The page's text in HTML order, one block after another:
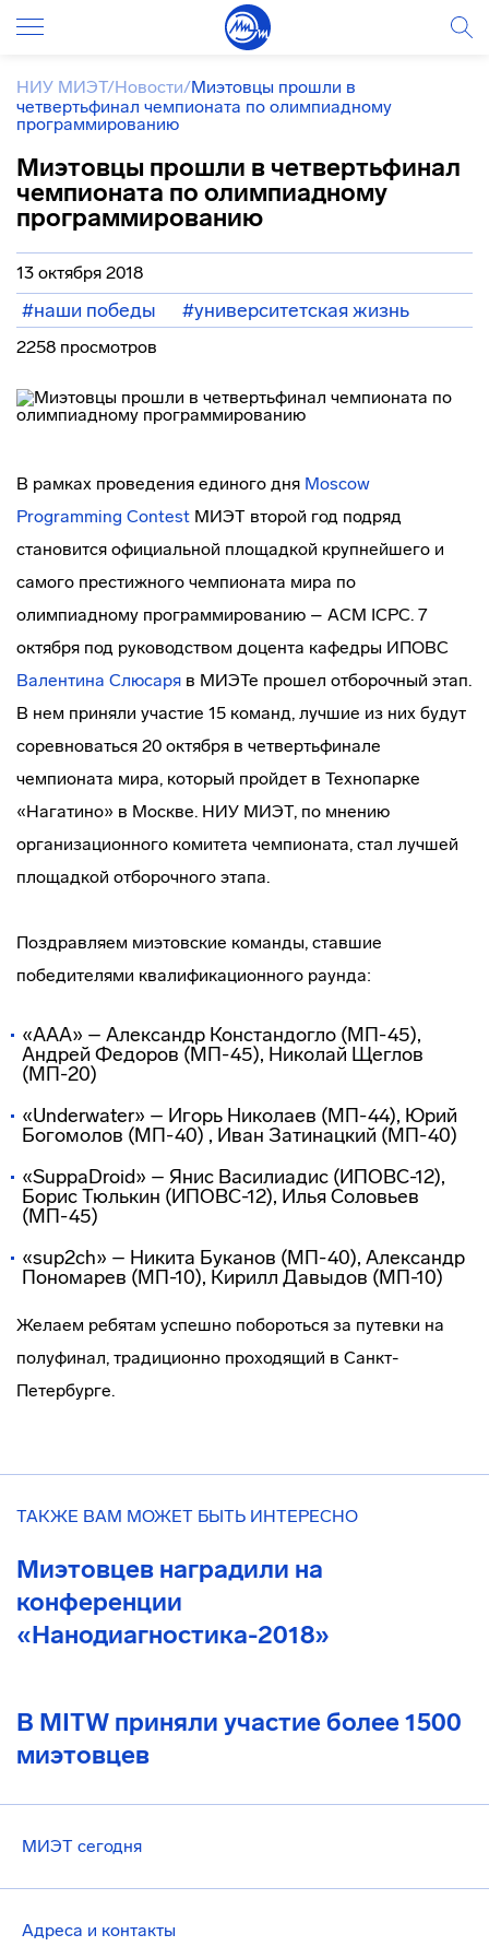
НИУ МИЭТ/Новости/Миэтовцы прошли в
четвертьфинал чемпионата по олимпиадному
программированию
Миэтовцы прошли в четвертьфинал
чемпионата по олимпиадному
программированию
13 октября 2018
#наши победы #университетская жизнь
2258 просмотров
В рамках проведения единого дня Moscow
Programming Contest МИЭТ второй год подряд
становится официальной площадкой крупнейшего и
самого престижного чемпионата мира по
олимпиадному программированию – ACM ICPC. 7
октября под руководством доцента кафедры ИПОВС
Валентина Слюсаря в МИЭТе прошел отборочный этап.
В нем приняли участие 15 команд, лучшие из них будут
соревноваться 20 октября в четвертьфинале
чемпионата мира, который пройдет в Технопарке
«Нагатино» в Москве. НИУ МИЭТ, по мнению
организационного комитета чемпионата, стал лучшей
площадкой отборочного этапа.
Поздравляем миэтовские команды, ставшие
победителями квалификационного раунда:
«AAA» – Александр Констандогло (МП-45),
Андрей Федоров (МП-45), Николай Щеглов
(МП-20)
«Underwater» – Игорь Николаев (МП-44), Юрий
Богомолов (МП-40) , Иван Затинацкий (МП-40)
«SuppaDroid» – Янис Василиадис (ИПОВС-12),
Борис Тюлькин (ИПОВС-12), Илья Соловьев
(МП-45)
«sup2ch» – Никита Буканов (МП-40), Александр
Пономарев (МП-10), Кирилл Давыдов (МП-10)
Желаем ребятам успешно побороться за путевки на
полуфинал, традиционно проходящий в Санкт-
Петербурге.
ТАКЖЕ ВАМ МОЖЕТ БЫТЬ ИНТЕРЕСНО
Миэтовцев наградили на
конференции
«Нанодиагностика-2018»
В MITW приняли участие более 1500
миэтовцев
МИЭТ сегодня
Адреса и контакты